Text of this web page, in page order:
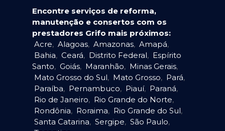
Encontre serviços de reforma,
manutenção e consertos com os
prestadores Grifo mais próximos:
Acre, Alagoas, Amazonas, Amapá,
Bahia, Ceará, Distrito Federal, Espírito
Santo, Goiás, Maranhão, Minas Gerais,
Mato Grosso do Sul, Mato Grosso, Pará,
Paraíba, Pernambuco, Piauí, Paraná,
Rio de Janeiro, Rio Grande do Norte,
Rondônia, Roraima, Rio Grande do Sul,
Santa Catarina, Sergipe, São Paulo,